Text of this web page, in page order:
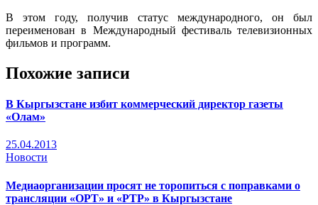
В этом году, получив статус международного, он был
переименован в Международный фестиваль телевизионных
фильмов и программ.
Похожие записи
В Кыргызстане избит коммерческий директор газеты
«Олам»
25.04.2013
Новости
Медиаорганизации просят не торопиться с поправками о
трансляции «ОРТ» и «РТР» в Кыргызстане